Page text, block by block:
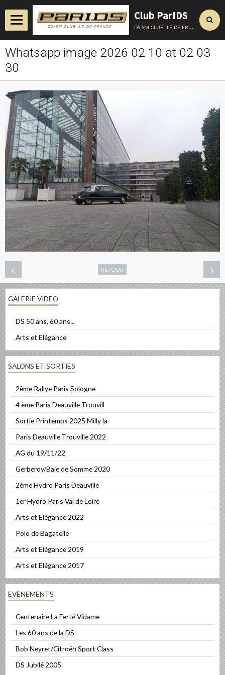
Club ParIDS
ds sm club ile de france
Accueil
Actualités
Album
Annuaire
Contact
Conseils Techniques
Whatsapp image 2026 02 10 at 02 03
30
RETOUR
GALERIE VIDEO
DS 50 ans, 60 ans...
Arts et Elégance
SALONS ET SORTIES
2ème Rallye Paris Sologne
4 ème Paris Deauville Trouvill
Sortie Printemps 2025 Milly la
Paris Deauville Trouville 2022
AG du 19/11/22
Gerberoy/Baie de Somme 2020
2ème Hydro Paris Deauville
1er Hydro Paris Val de Loire
Arts et Elégance 2022
Polo de Bagatelle
Arts et Elégance 2019
Arts et Elégance 2017
EVÈNEMENTS
Centenaire La Ferté Vidame
Les 60 ans de la DS
Bob Neyret/Citroën Sport Class
DS Jubilé 2005